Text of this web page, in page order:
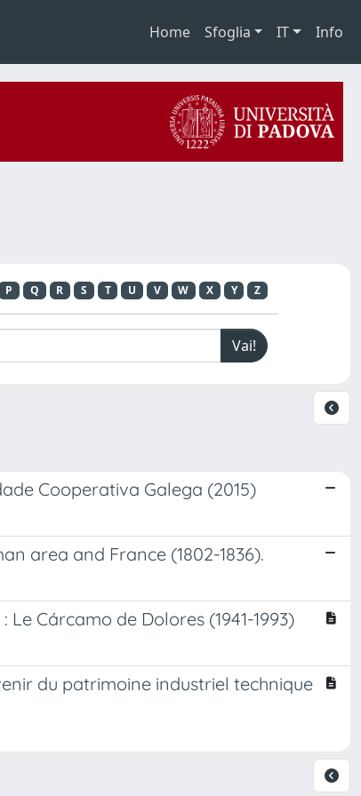
Home Sfoglia IT Info
P Q R S T U V W X Y Z
Cooperativa Galega (2015)
area and France (1802-1836).
Cárcamo de Dolores (1941-1993)
du patrimoine industriel technique